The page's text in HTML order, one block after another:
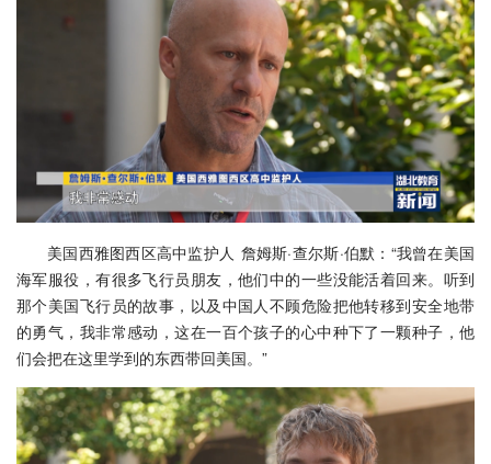
美国西雅图西区高中监护人 詹姆斯·查尔斯·伯默：“我曾在美国
海军服役，有很多飞行员朋友，他们中的一些没能活着回来。听到
那个美国飞行员的故事，以及中国人不顾危险把他转移到安全地带
的勇气，我非常感动，这在一百个孩子的心中种下了一颗种子，他
们会把在这里学到的东西带回美国。”